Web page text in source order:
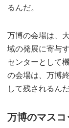
るんだ。
万博の会場は、
域の発展に寄与
センターとして
の会場は、万博
して残されるんだ
万博のマス